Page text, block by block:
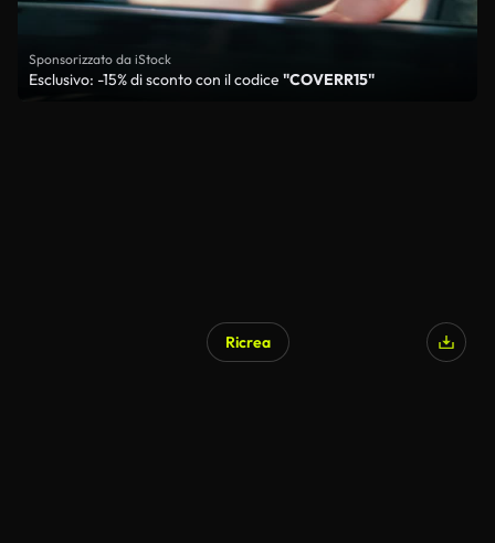
Sponsorizzato da iStock
Esclusivo: -15% di sconto con il codice "COVERR15"
Ricrea